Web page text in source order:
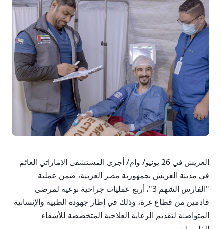
العريش في 26 يونيو/ وام/ أجرى المستشفى الإماراتي العائم
في مدينة العريش بجمهورية مصر العربية، ضمن عملية
"الفارس الشهم 3"، أربع عمليات جراحية نوعية لمرضى
قادمين من قطاع غزة، وذلك في إطار جهوده الطبية والإنسانية
المتواصلة لتقديم الرعاية العلاجية المتخصصة للأشقاء